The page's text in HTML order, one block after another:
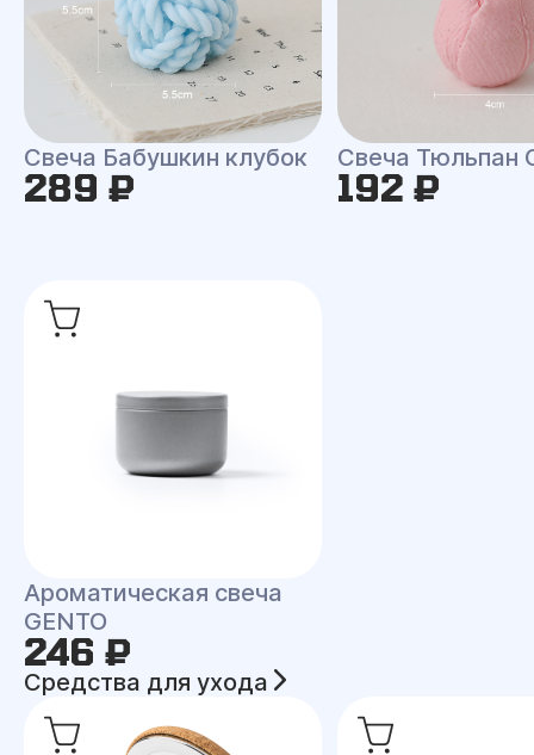
Свеча Бабушкин клубок
289 ₽
Свеча Тюльпан
192 ₽
Ароматическая свеча
GENTO
246 ₽
Средства для ухода